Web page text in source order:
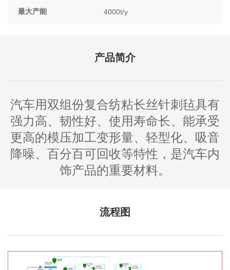
最大产能 4000t/y
产品简介
汽车用双组份复合纺粘长丝针刺毡具有
强力高、韧性好、使用寿命长、能承受
更高的模压加工变形量、轻型化、吸音
降噪、百分百可回收等特性，是汽车内
饰产品的重要材料。
流程图